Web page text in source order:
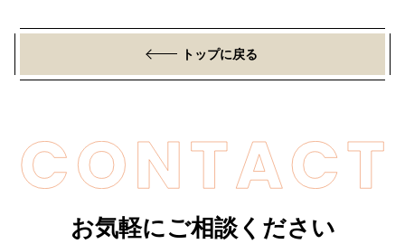
トップに戻る
お気軽にご相談ください